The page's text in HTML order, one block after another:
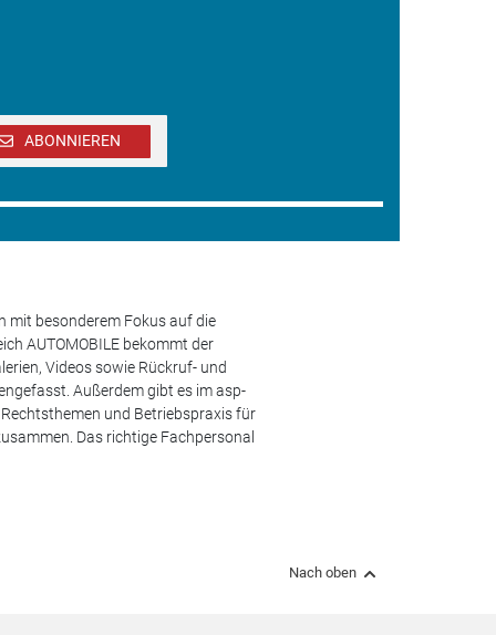
ABONNIEREN
mit besonderem Fokus auf die
AUTOMOBILE bekommt der
Videos sowie Rückruf- und
Außerdem gibt es im asp-
und Betriebspraxis für
Das richtige Fachpersonal
Nach oben